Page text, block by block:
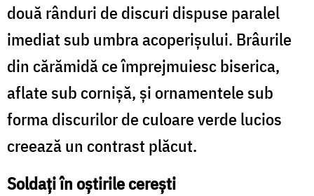
două rânduri de discuri dispuse paralel
imediat sub umbra acoperișului. Brâurile
din cărămidă ce împrejmuiesc biserica,
aflate sub cornișă, și ornamentele sub
forma discurilor de culoare verde lucios
creează un contrast plăcut.
Soldaţi în oştirile cereşti